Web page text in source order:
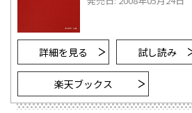
詳細を見る 試し読み
楽天ブックス